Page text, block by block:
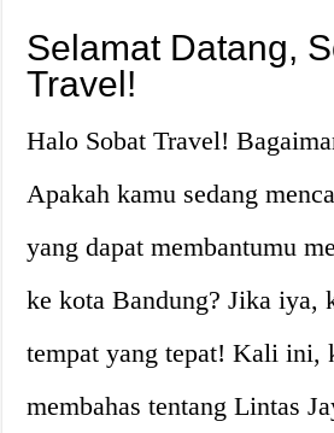
Selamat Datang,
Travel!
Halo Sobat Travel!
Apakah kamu sedang
yang dapat membantumu
ke kota Bandung? Jika iya,
tempat yang tepat! Kali ini,
membahas tentang Lintas